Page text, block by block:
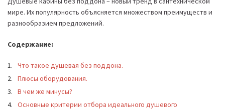
мире. Их популярность объясняется множеством преимуществ и
разнообразием предложений.
Содержание:
Что такое душевая без поддона.
Плюсы оборудования.
В чем же минусы?
Основные критерии отбора идеального душевого